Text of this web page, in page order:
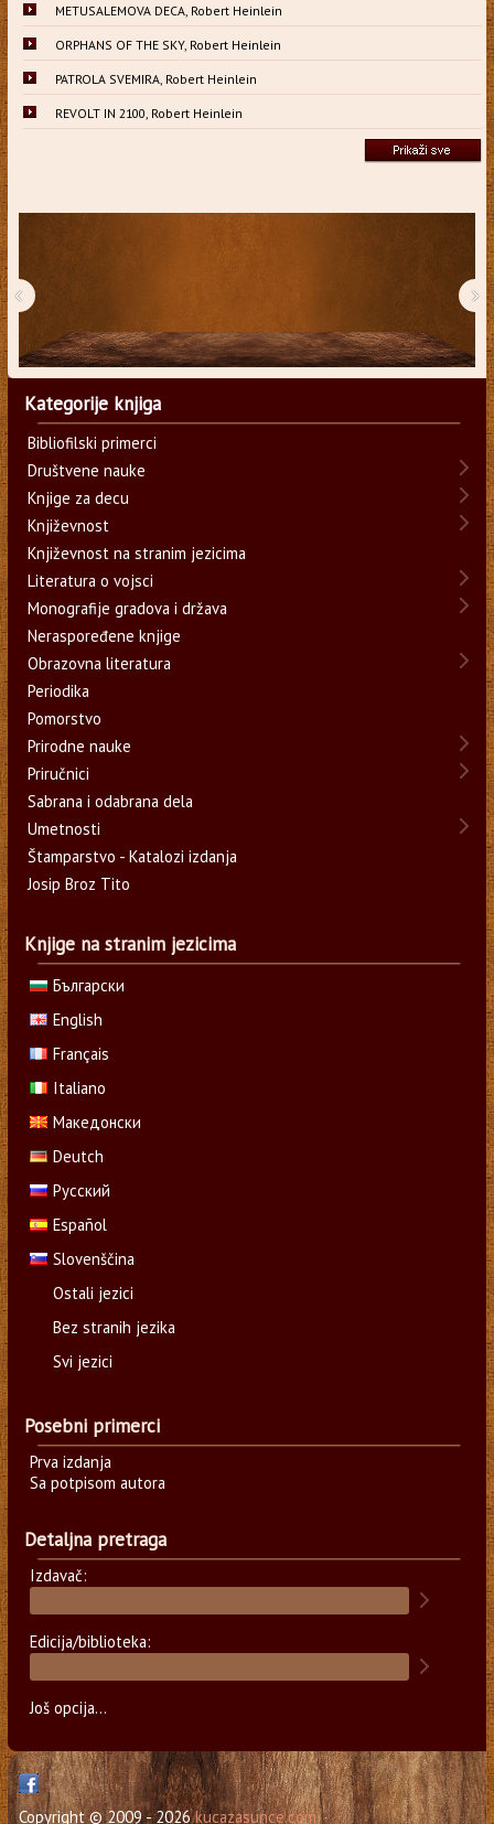
METUSALEMOVA DECA, Robert Heinlein
ORPHANS OF THE SKY, Robert Heinlein
PATROLA SVEMIRA, Robert Heinlein
REVOLT IN 2100, Robert Heinlein
‹ ›
Kategorije knjiga
Bibliofilski primerci
Društvene nauke
Knjige za decu
Književnost
Književnost na stranim jezicima
Literatura o vojsci
Monografije gradova i država
Neraspoređene knjige
Obrazovna literatura
Periodika
Pomorstvo
Prirodne nauke
Priručnici
Sabrana i odabrana dela
Umetnosti
Štamparstvo - Katalozi izdanja
Josip Broz Tito
Knjige na stranim jezicima
Български
English
Français
Italiano
Македонски
Deutch
Русский
Español
Slovenščina
Ostali jezici
Bez stranih jezika
Svi jezici
Posebni primerci
Prva izdanja
Sa potpisom autora
Detaljna pretraga
Izdavač:
Edicija/biblioteka:
Još opcija...
Copyright © 2009 - 2026kucazasunce.com